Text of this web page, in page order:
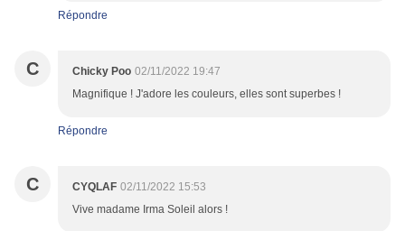
Répondre
C Chicky Poo 02/11/2022 19:47
Magnifique ! J'adore les couleurs, elles sont superbes !
Répondre
C CYQLAF 02/11/2022 15:53
Vive madame Irma Soleil alors !